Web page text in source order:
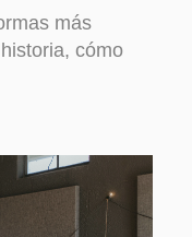
más
cómo